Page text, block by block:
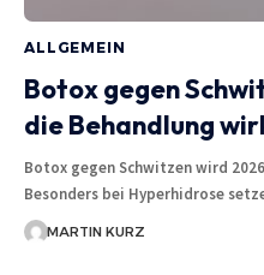
ALLGEMEIN
Botox gegen
die Behandlung
Botox gegen Schwitzen wird
Besonders bei Hyperhidrose
MARTIN KURZ